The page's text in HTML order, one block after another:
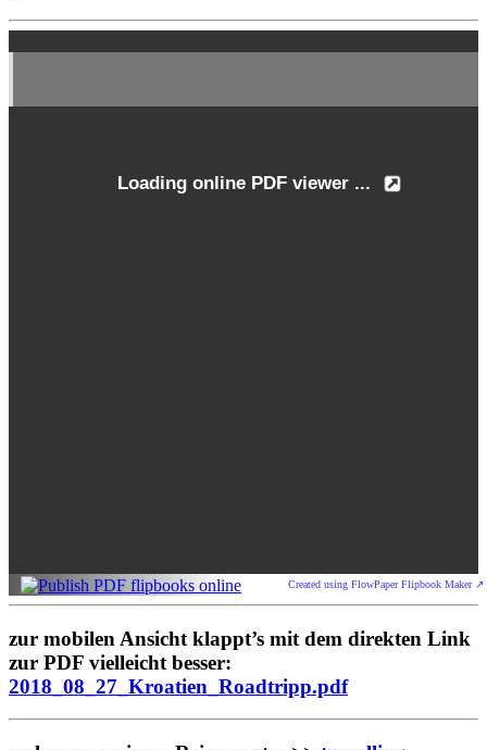
Created using FlowPaper Flipbook Maker ↗
zur mobilen Ansicht klappt’s mit dem direkten Link
zur PDF vielleicht besser:
2018_08_27_Kroatien_Roadtripp.pdf